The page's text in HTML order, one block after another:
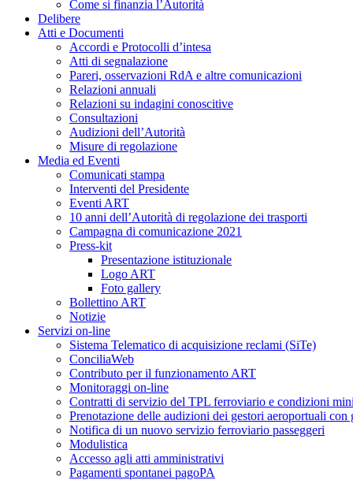
Come si finanzia l’Autorità
Delibere
Atti e Documenti
Accordi e Protocolli d’intesa
Atti di segnalazione
Pareri, osservazioni RdA e altre comunicazioni
Relazioni annuali
Relazioni su indagini conoscitive
Consultazioni
Audizioni dell’Autorità
Misure di regolazione
Media ed Eventi
Comunicati stampa
Interventi del Presidente
Eventi ART
10 anni dell’Autorità di regolazione dei trasporti
Campagna di comunicazione 2021
Press-kit
Presentazione istituzionale
Logo ART
Foto gallery
Bollettino ART
Notizie
Servizi on-line
Sistema Telematico di acquisizione reclami (SiTe)
ConciliaWeb
Contributo per il funzionamento ART
Monitoraggi on-line
Contratti di servizio del TPL ferroviario e condizioni
Prenotazione delle audizioni dei gestori aeroportuali con
Notifica di un nuovo servizio ferroviario passeggeri
Modulistica
Accesso agli atti amministrativi
Pagamenti spontanei pagoPA